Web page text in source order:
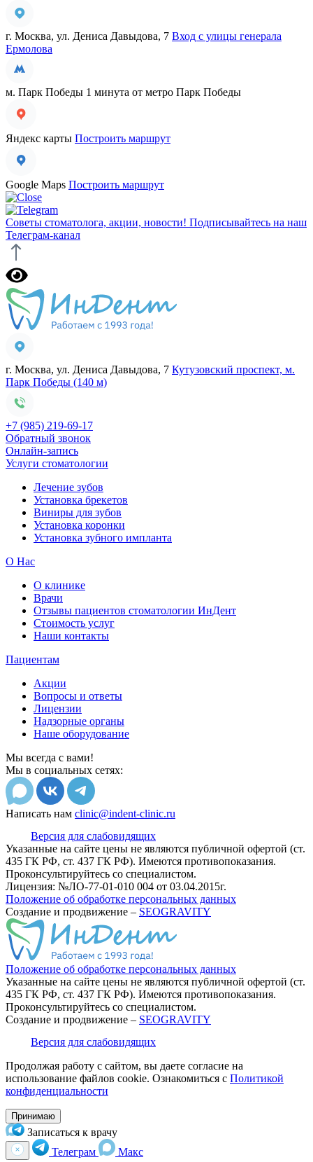
г. Москва, ул. Дениса Давыдова, 7 Вход с улицы генерала
Ермолова
м. Парк Победы 1 минута от метро Парк Победы
Яндекс карты Построить маршрут
Google Maps Построить маршрут
Советы стоматолога, акции, новости! Подписывайтесь на наш
Телеграм-канал
г. Москва, ул. Дениса Давыдова, 7 Кутузовский проспект, м.
Парк Победы (140 м)
+7 (985) 219-69-17
Обратный звонок
Онлайн-запись
Услуги стоматологии
Лечение зубов
Установка брекетов
Виниры для зубов
Установка коронки
Установка зубного импланта
О Нас
О клинике
Врачи
Отзывы пациентов стоматологии ИнДент
Стоимость услуг
Наши контакты
Пациентам
Акции
Вопросы и ответы
Лицензии
Надзорные органы
Наше оборудование
Мы всегда с вами!
Мы в социальных сетях:
Написать нам clinic@indent-clinic.ru
Версия для слабовидящих
Указанные на сайте цены не являются публичной офертой (ст.
435 ГК РФ, cт. 437 ГК РФ). Имеются противопоказания.
Проконсультируйтесь со специалистом.
Лицензия: №ЛО-77-01-010 004 от 03.04.2015г.
Положение об обработке персональных данных
Создание и продвижение – SEOGRAVITY
Положение об обработке персональных данных
Указанные на сайте цены не являются публичной офертой (ст.
435 ГК РФ, cт. 437 ГК РФ). Имеются противопоказания.
Проконсультируйтесь со специалистом.
Создание и продвижение – SEOGRAVITY
Версия для слабовидящих
Продолжая работу с сайтом, вы даете согласие на
использование файлов cookie. Ознакомиться с Политикой
конфиденциальности
Принимаю
Записаться к врачу
Телеграм
Макс